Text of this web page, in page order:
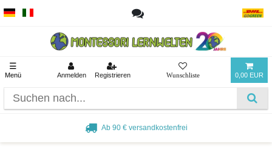
☰
Menü Anmelden Registrieren 0,00 EUR
Ab 90 € versandkostenfrei